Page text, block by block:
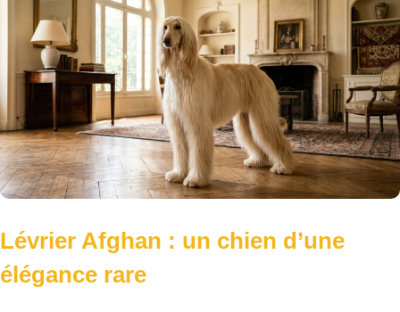
Lévrier Afghan : un chien d’une
élégance rare